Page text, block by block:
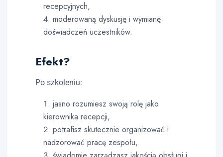
recepcyjnych,
moderowaną dyskusję i wymianę
doświadczeń uczestników.
Efekt?
Po szkoleniu:
jasno rozumiesz swoją rolę jako
kierownika recepcji,
potrafisz skutecznie organizować i
nadzorować pracę zespołu,